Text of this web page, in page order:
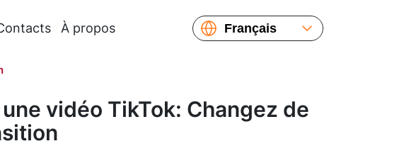
À propos
Français
Українська
vidéo TikTok: Changez de